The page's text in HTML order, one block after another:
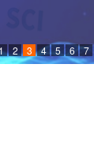
2 3 4 5 6 7